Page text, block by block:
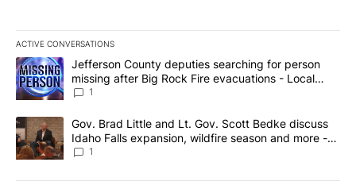
ACTIVE CONVERSATIONS
The following is a list of the most commented articles in the last
A trending article titled "Jefferson County deputies searching
Jefferson County deputies searching for person
missing after Big Rock Fire evacuations - Local
News 8
1
A trending article titled "Gov. Brad Little and Lt. Gov. Scott
Gov. Brad Little and Lt. Gov. Scott Bedke discuss
Idaho Falls expansion, wildfire season and more -
Local News 8
1